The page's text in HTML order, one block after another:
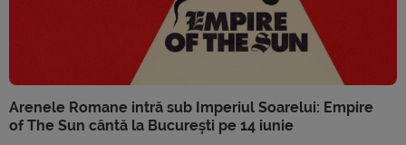
Arenele Romane intră sub Imperiul Soarelui: Empire
of The Sun cântă la București pe 14 iunie